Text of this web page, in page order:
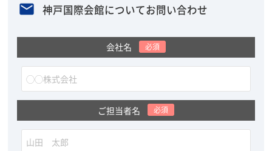
神戸国際会館についてお問い合わせ
会社名 必須
ご担当者名 必須